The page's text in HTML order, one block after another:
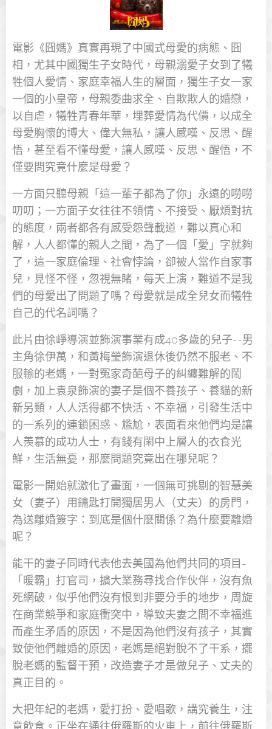
電影《囧媽》真實再現了中國式母愛的病態、囧
相，尤其中國獨生子女時代，母親溺愛子女到了犧
牲個人愛情、家庭幸福人生的層面，獨生子女一家
一個的小皇帝，母親委曲求全、自欺欺人的婚戀，
以自虐，犧牲青春年華，埋葬愛情為代價，以成全
母愛胸懷的博大、偉大無私，讓人感嘆、反思、醒
悟，甚至看不懂母愛，讓人感嘆、反思、醒悟，不
僅要問究竟什麼是母愛？
一方面只聽母親「這一輩子都為了你」永遠的嘮嘮
叨叨；一方面子女往往不領情、不接受、厭煩對抗
的態度，兩者都各有感受怨聲載道，難以真心和
解，人人都懂的親人之間，為了一個「愛」字就夠
了，這一家庭倫理、社會悖論，卻被人當作自家事
兒，見怪不怪，忽視無睹，每天上演，難道不是我
們的母愛出了問題了嗎？母愛就是成全兒女而犧牲
自己的代名詞嗎？
此片由徐崢導演並飾演事業有成40多歲的兒子--男
主角徐伊萬，和黃梅瑩飾演退休後仍然不服老、不
服輸的老媽，一對冤家奇葩母子的糾纏難解的鬧
劇，加上袁泉飾演的妻子是個不養孩子、養貓的新
新另類，人人活得都不快活、不幸福，引發生活中
的一系列的連鎖困惑、尷尬，表面看來他們均是讓
人羨慕的成功人士，有錢有閑中上層人的衣食光
鮮，生活無憂，那麼問題究竟出在哪兒呢？
電影一開始就激化了畫面，一個無可挑剔的智慧美
女（妻子）用鑰匙打開獨居男人（丈夫）的房門，
為送離婚簽字：到底是個什麼關係？為什麼要離婚
呢？
能干的妻子同時代表他去美國為他們共同的項目-
「暖霸」打官司，擴大業務尋找合作伙伴，沒有魚
死網破，似乎他們沒有恨到非要分手的地步，周旋
在商業競爭和家庭衝突中，導致夫妻之間不幸福進
而產生矛盾的原因，不是因為他們沒有孩子，其實
致使他們離婚的原因，老媽是絕對脫不了干系，擺
脫老媽的監督干預，改造妻子才是做兒子、丈夫的
真正目的。
大把年紀的老媽，愛打扮、愛唱歌，講究養生，注
意飲食。正坐在通往俄羅斯的火車上，前往俄羅斯